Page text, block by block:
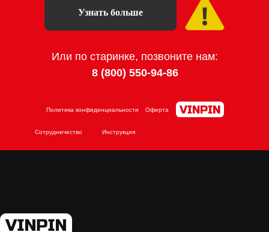
Политика конфиденциальности
Узнать больше
Или по старинке, позвоните нам:
8 (800) 550-94-86
Оферта
Сотрудничество Инструкция